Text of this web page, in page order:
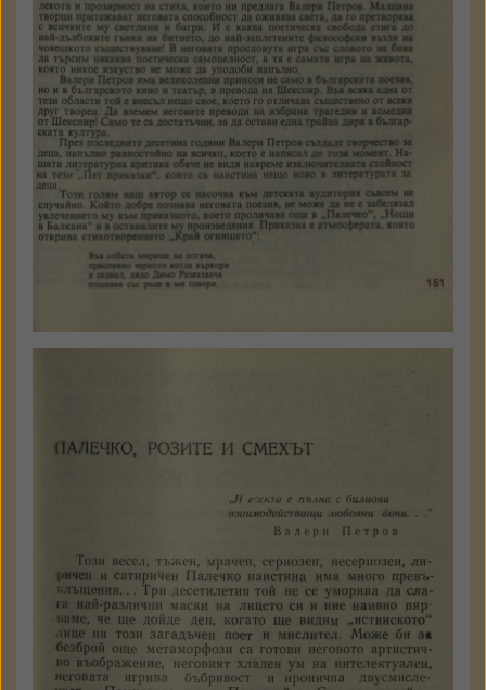
КЪМ ТЕКСТА
Владимир Каракашев
Критически летопис 1955/
София
Наука и изкуство
1969
стр. 191 - 195
Държател: Институт за